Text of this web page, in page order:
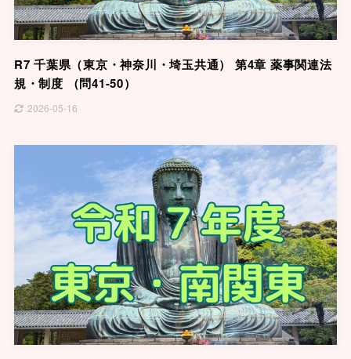
R7 千葉県（東京・神奈川・埼玉共通） 第4章 薬事関連法
規・制度 （問41-50）
2026-05-16